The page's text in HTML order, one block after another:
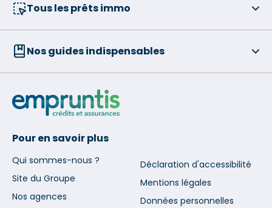
Tous les prêts immo
Nos guides indispensables
Pour en savoir plus
Qui sommes-nous ?
Site du Groupe
Nos agences
Déclaration d'accessibilité
Mentions légales
Données personnelles